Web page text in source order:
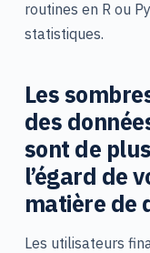
routines en R ou
statistiques.
Les
des
sont de
l’égard de
matière de
Les utilisateurs